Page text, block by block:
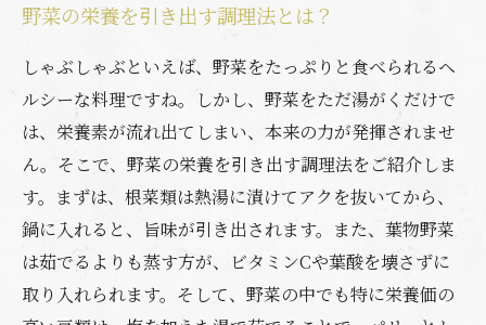
野菜の栄養を引き出す調理法とは？
しゃぶしゃぶといえば、野菜をたっぷりと食べられるヘ
ルシーな料理ですね。しかし、野菜をただ湯がくだけで
は、栄養素が流れ出てしまい、本来の力が発揮されませ
ん。そこで、野菜の栄養を引き出す調理法をご紹介しま
す。まずは、根菜類は熱湯に漬けてアクを抜いてから、
鍋に入れると、旨味が引き出されます。また、葉物野菜
は茹でるよりも蒸す方が、ビタミンCや葉酸を壊さずに
取り入れられます。そして、野菜の中でも特に栄養価の